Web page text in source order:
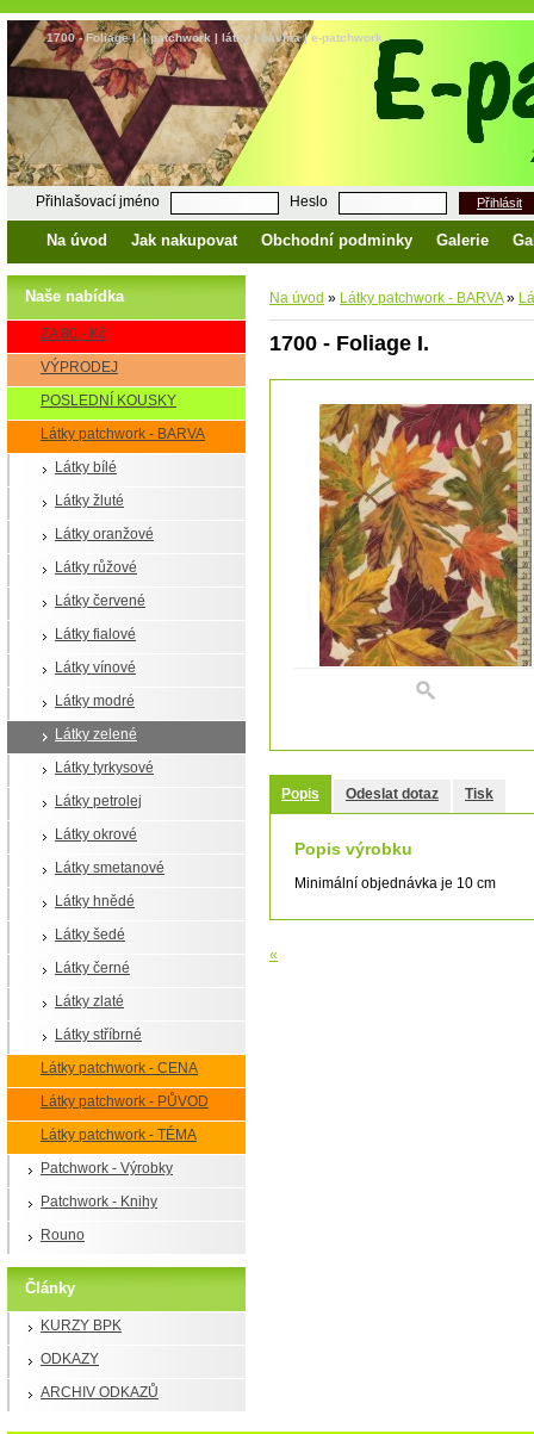
1700 - Foliage I. | patchwork | látky | bavlna | e-patchwork
Přihlašovací jméno Heslo Přihlásit
Na úvod Jak nakupovat Obchodní podminky Galerie
Naše nabídka
ZA 80,- Kč
VÝPRODEJ
POSLEDNÍ KOUSKY
Látky patchwork - BARVA
Látky bílé
Látky žluté
Látky oranžové
Látky růžové
Látky červené
Látky fialové
Látky vínové
Látky modré
Látky zelené
Látky tyrkysové
Látky petrolej
Látky okrové
Látky smetanové
Látky hnědé
Látky šedé
Látky černé
Látky zlaté
Látky stříbrné
Látky patchwork - CENA
Látky patchwork - PŮVOD
Látky patchwork - TÉMA
Patchwork - Výrobky
Patchwork - Knihy
Rouno
Články
KURZY BPK
ODKAZY
ARCHIV ODKAZŮ
Na úvod » Látky patchwork - BARVA »
1700 - Foliage I.
Popis Odeslat dotaz Tisk
Popis výrobku
Minimální objednávka je 10 cm
«